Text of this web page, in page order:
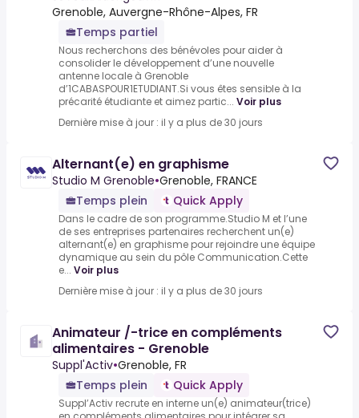
Grenoble, Auvergne-Rhône-Alpes, FR
Temps partiel
Nous recherchons des bénévoles pour aider à
consolider le développement d’une nouvelle
antenne locale à Grenoble
d’1CABASPOUR1ETUDIANT.Si vous êtes sensible à la
précarité étudiante et aimez partic... Voir plus
Dernière mise à jour : il y a plus de 30 jours
Alternant(e) en graphisme
Studio M Grenoble•Grenoble, FRANCE
Temps plein
Quick Apply
Dans le cadre de son programme.Studio M et l’une
de ses entreprises partenaires recherchent un(e)
alternant(e) en graphisme pour rejoindre une équipe
dynamique au sein du pôle Communication.Cette
e... Voir plus
Dernière mise à jour : il y a plus de 30 jours
Animateur /-trice en compléments
alimentaires - Grenoble
Suppl'Activ•Grenoble, FR
Temps plein
Quick Apply
Suppl’Activ recrute en interne un(e) animateur(trice)